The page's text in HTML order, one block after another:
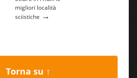
migliori località
sciistiche →
Torna su ↑